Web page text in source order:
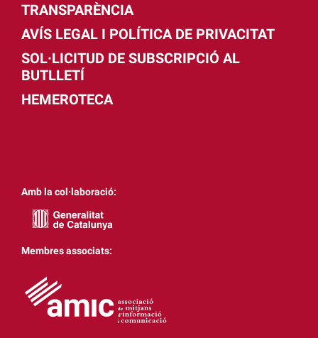
TRANSPARÈNCIA
AVÍS LEGAL I POLÍTICA DE PRIVACITAT
SOL·LICITUD DE SUBSCRIPCIÓ AL
BUTLLETÍ
HEMEROTECA
Amb la col·laboració:
Membres associats: